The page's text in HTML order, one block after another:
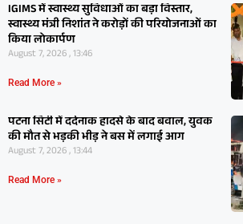
IGIMS में स्वास्थ्य सुविधाओं का बड़ा विस्तार,
स्वास्थ्य मंत्री निशांत ने करोड़ों की परियोजनाओं का
किया लोकार्पण
August 7, 2026 , 13:46
Read More »
पटना सिटी में दर्दनाक हादसे के बाद बवाल, युवक
की मौत से भड़की भीड़ ने बस में लगाई आग
August 7, 2026 , 13:44
Read More »